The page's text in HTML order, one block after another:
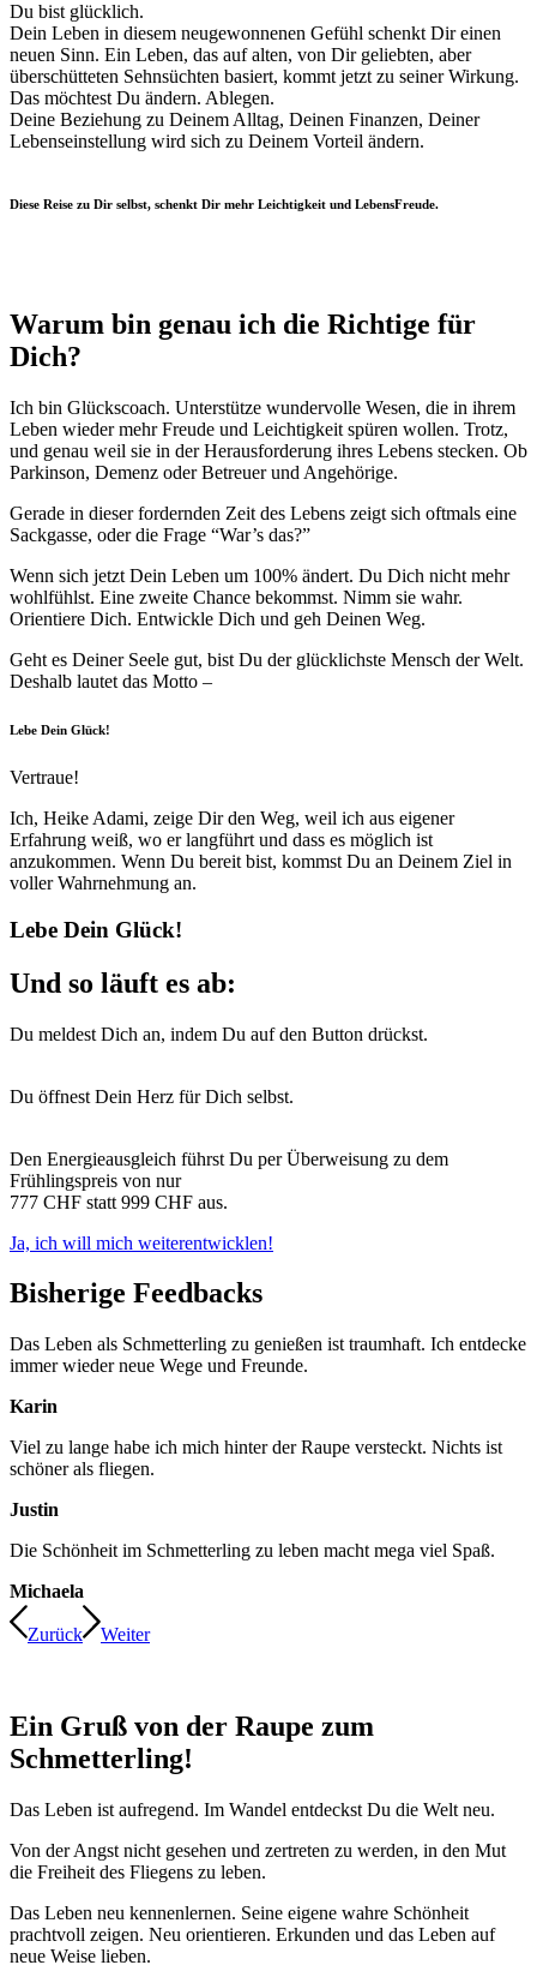
Du bist glücklich.
Dein Leben in diesem neugewonnenen Gefühl schenkt Dir einen
neuen Sinn. Ein Leben, das auf alten, von Dir geliebten, aber
überschütteten Sehnsüchten basiert, kommt jetzt zu seiner Wirkung.
Das möchtest Du ändern. Ablegen.
Deine Beziehung zu Deinem Alltag, Deinen Finanzen, Deiner
Lebenseinstellung wird sich zu Deinem Vorteil ändern.
Diese Reise zu Dir selbst, schenkt Dir mehr Leichtigkeit und LebensFreude.
Warum bin genau ich die Richtige für
Dich?
Ich bin Glückscoach. Unterstütze wundervolle Wesen, die in ihrem
Leben wieder mehr Freude und Leichtigkeit spüren wollen. Trotz,
und genau weil sie in der Herausforderung ihres Lebens stecken. Ob
Parkinson, Demenz oder Betreuer und Angehörige.
Gerade in dieser fordernden Zeit des Lebens zeigt sich oftmals eine
Sackgasse, oder die Frage “War’s das?”
Wenn sich jetzt Dein Leben um 100% ändert. Du Dich nicht mehr
wohlfühlst. Eine zweite Chance bekommst. Nimm sie wahr.
Orientiere Dich. Entwickle Dich und geh Deinen Weg.
Geht es Deiner Seele gut, bist Du der glücklichste Mensch der Welt.
Deshalb lautet das Motto –
Lebe Dein Glück!
Vertraue!
Ich, Heike Adami, zeige Dir den Weg, weil ich aus eigener
Erfahrung weiß, wo er langführt und dass es möglich ist
anzukommen. Wenn Du bereit bist, kommst Du an Deinem Ziel in
voller Wahrnehmung an.
Lebe Dein Glück!
Und so läuft es ab:
Du meldest Dich an, indem Du auf den Button drückst.
Du öffnest Dein Herz für Dich selbst.
Den Energieausgleich führst Du per Überweisung zu dem
Frühlingspreis von nur
777 CHF statt 999 CHF aus.
Ja, ich will mich weiterentwicklen!
Bisherige Feedbacks
Das Leben als Schmetterling zu genießen ist traumhaft. Ich entdecke
immer wieder neue Wege und Freunde.
Karin
Viel zu lange habe ich mich hinter der Raupe versteckt. Nichts ist
schöner als fliegen.
Justin
Die Schönheit im Schmetterling zu leben macht mega viel Spaß.
Michaela
Zurück Weiter
Ein Gruß von der Raupe zum
Schmetterling!
Das Leben ist aufregend. Im Wandel entdeckst Du die Welt neu.
Von der Angst nicht gesehen und zertreten zu werden, in den Mut
die Freiheit des Fliegens zu leben.
Das Leben neu kennenlernen. Seine eigene wahre Schönheit
prachtvoll zeigen. Neu orientieren. Erkunden und das Leben auf
neue Weise lieben.